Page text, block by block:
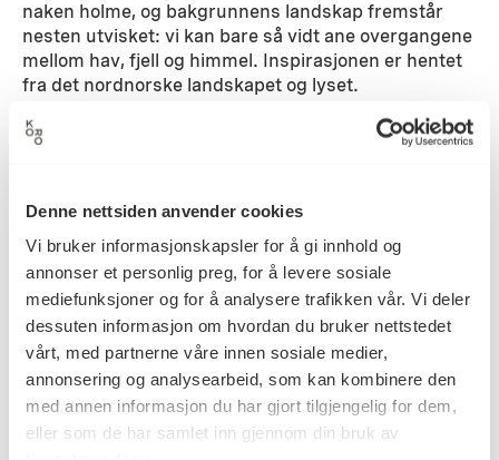
Denne nettsiden anvender cookies
Vi bruker informasjonskapsler for å gi innhold og
annonser et personlig preg, for å levere sosiale
mediefunksjoner og for å analysere trafikken vår. Vi deler
dessuten informasjon om hvordan du bruker nettstedet
vårt, med partnerne våre innen sosiale medier,
annonsering og analysearbeid, som kan kombinere den
med annen informasjon du har gjort tilgjengelig for dem,
eller som de har samlet inn gjennom din bruk av
naken holme, og bakgrunnens landskap fremstår
nesten utvisket: vi kan bare så vidt ane overgangene
mellom hav, fjell og himmel. Inspirasjonen er hentet
fra det nordnorske landskapet og lyset.
Detaljer
2002
Kunstner Kari Elisabeth Dahlmo
Kategori Maleri, Oljemaling